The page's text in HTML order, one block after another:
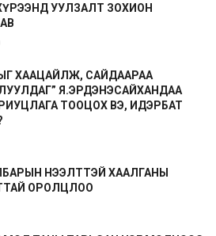
УУЛЗАЛТ ЗОХИОН
ХААЦАЙЛЖ, САЙДААРАА
Я.ЭРДЭНЭСАЙХАНДАА
ТООЦОХ ВЭ, ИДЭРБАТ
НЭЭЛТТЭЙ ХААЛГАНЫ
ОРОЛЦЛОО